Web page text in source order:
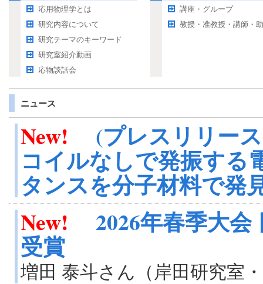
応用物理学とは
研究内容について
研究テーマのキーワード
研究室紹介動画
応物談話会
講座・グループ
教授・准教授・講師・
ニュース
New! (プレスリリー
コイルなしで発振する
タンスを分子材料で発
New!
2026年春季大
受賞
増田 泰斗さん（岸田研究室